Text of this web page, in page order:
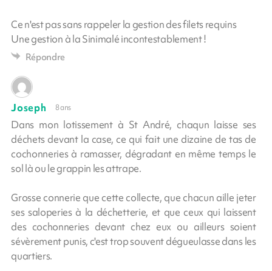
Ce n'est pas sans rappeler la gestion des filets requins
Une gestion à la Sinimalé incontestablement !
Répondre
Joseph 8 ans
Dans mon lotissement à St André, chaqun laisse ses
déchets devant la case, ce qui fait une dizaine de tas de
cochonneries à ramasser, dégradant en même temps le
sol là ou le grappin les attrape.
Grosse connerie que cette collecte, que chacun aille jeter
ses saloperies à la déchetterie, et que ceux qui laissent
des cochonneries devant chez eux ou ailleurs soient
sévèrement punis, c'est trop souvent dégueulasse dans les
quartiers.